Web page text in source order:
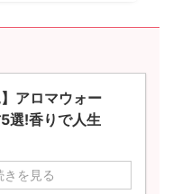
】アロマウォー
選!香りで人生
きを見る